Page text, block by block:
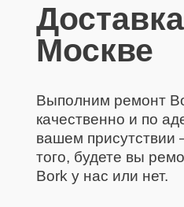
Москве
Выполним ремонт
качественно и по
вашем присутствии
того, будете вы
Bork у нас или нет.